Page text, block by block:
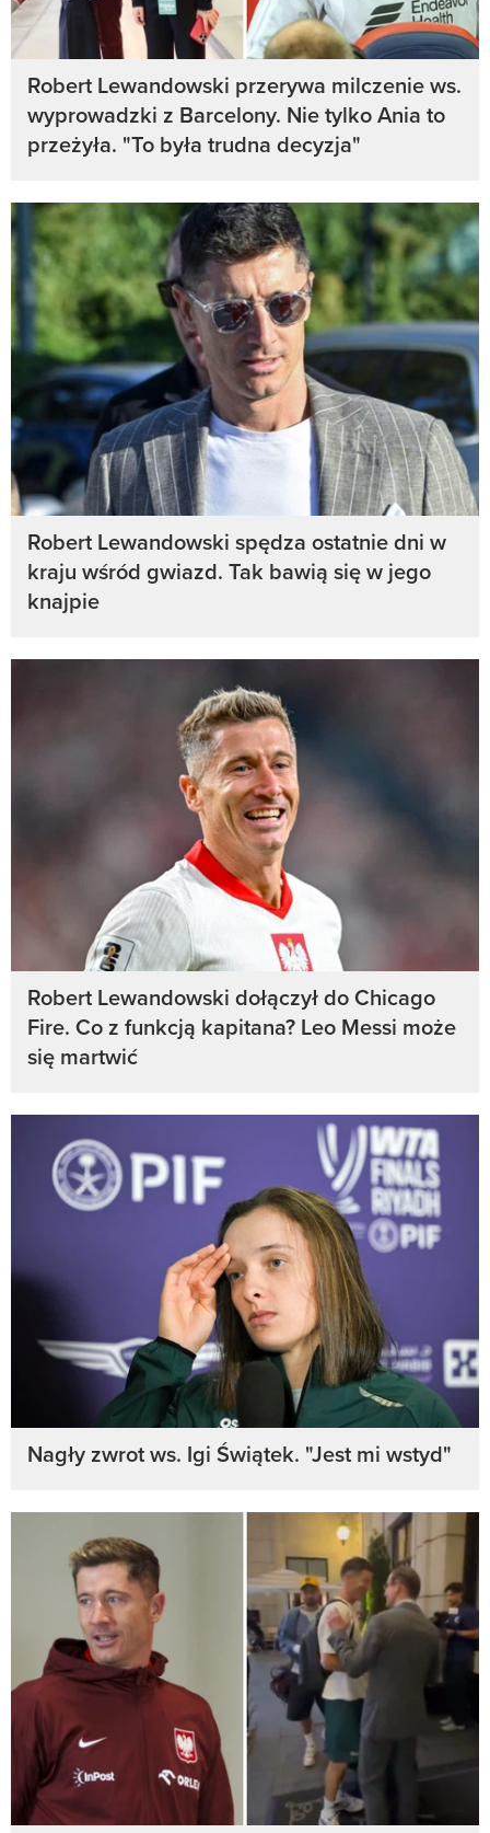
Robert Lewandowski przerywa milczenie ws.
wyprowadzki z Barcelony. Nie tylko Ania to
przeżyła. "To była trudna decyzja"
Robert Lewandowski spędza ostatnie dni w
kraju wśród gwiazd. Tak bawią się w jego
knajpie
Robert Lewandowski dołączył do Chicago
Fire. Co z funkcją kapitana? Leo Messi może
się martwić
Nagły zwrot ws. Igi Świątek. "Jest mi wstyd"